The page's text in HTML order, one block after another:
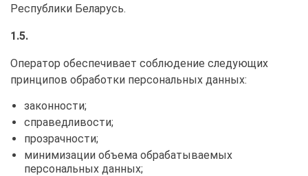
Республики Беларусь.
1.5.
Оператор обеспечивает соблюдение следующих
принципов обработки персональных данных:
законности;
справедливости;
прозрачности;
минимизации объема обрабатываемых
персональных данных;